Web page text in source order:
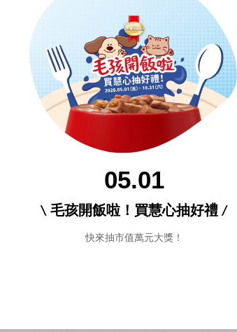
05.01
\ 毛孩開飯啦！買慧心抽好禮 /
快來抽市值萬元大獎！